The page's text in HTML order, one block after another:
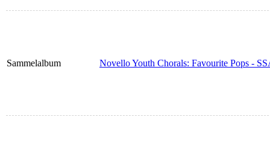
Sammelalbum Novello Youth Chorals: Favourite Pops -